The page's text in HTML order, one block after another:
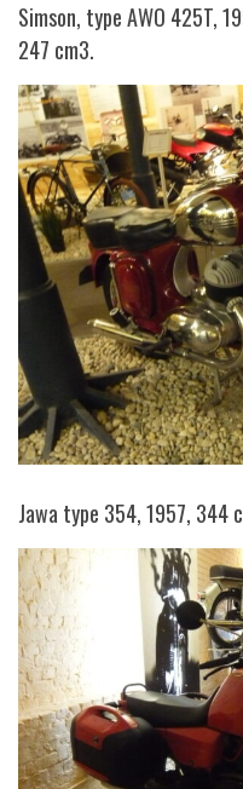
Simson, type AWO 425T,
247 cm3.
Jawa type 354, 1957, 344